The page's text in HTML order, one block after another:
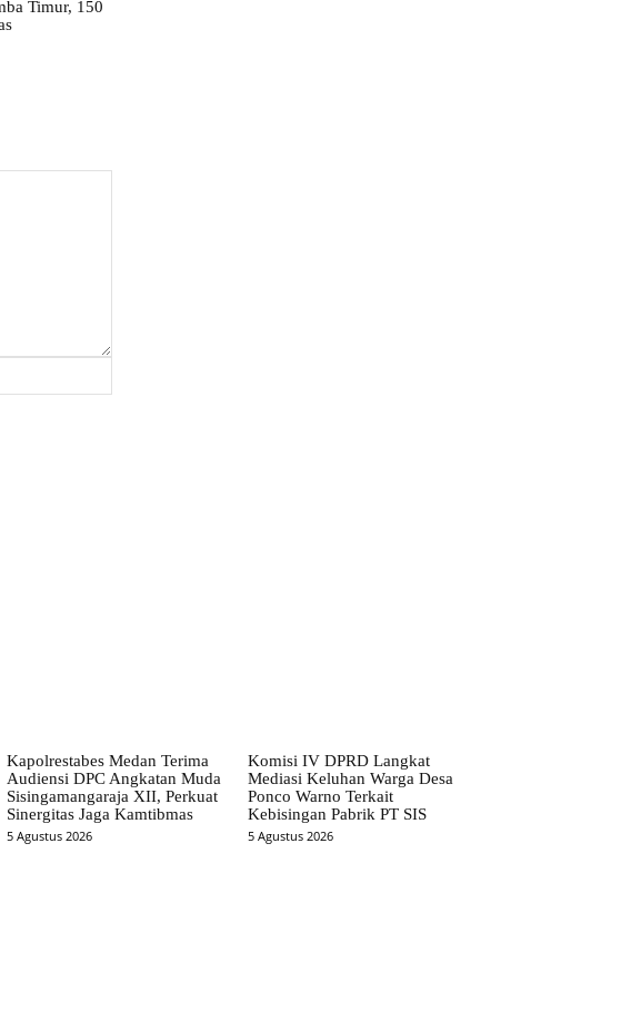
Timur, 150
Kapolrestabes Medan Terima
Audiensi DPC Angkatan Muda
Sisingamangaraja XII, Perkuat
Sinergitas Jaga Kamtibmas
5 Agustus 2026
Komisi IV DPRD Langkat
Mediasi Keluhan Warga Desa
Ponco Warno Terkait
Kebisingan Pabrik PT SIS
5 Agustus 2026